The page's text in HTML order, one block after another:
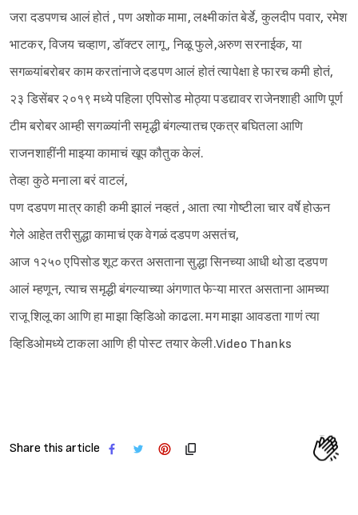
Sign in
जरा दडपणच आलं होतं , पण अशोक मामा, लक्ष्मीकांत बेर्डे, कुलदीप पवार, रमेश
भाटकर, विजय चव्हाण, डॉक्टर लागू , निळू फुले,अरुण सरनाईक, या
सगळ्यांबरोबर काम करतांनाजे दडपण आलं होतं त्यापेक्षा हे फारच कमी होतं,
२३ डिसेंबर २०१९ मध्ये पहिला एपिसोड मोठ्या पडद्यावर राजेनशाही आणि पूर्ण
टीम बरोबर आम्ही सगळ्यांनी समृद्धी बंगल्यातच एकत्र बघितला आणि
राजनशाहींनी माझ्या कामाचं खूप कौतुक केलं.
तेव्हा कुठे मनाला बरं वाटलं,
पण दडपण मात्र काही कमी झालं नव्हतं , आता त्या गोष्टीला चार वर्षे होऊन
गेले आहेत तरीसुद्धा कामाचं एक वेगळं दडपण असतंच,
आज १२५० एपिसोड शूट करत असताना सुद्धा सिनच्या आधी थोडा दडपण
आलं म्हणून, त्याच समृद्धी बंगल्याच्या अंगणात फेऱ्या मारत असताना आमच्या
राजू शिलू का आणि हा माझा व्हिडिओ काढला. मग माझा आवडता गाणं त्या
व्हिडिओमध्ये टाकला आणि ही पोस्ट तयार केली.Video Thanks
Share this article